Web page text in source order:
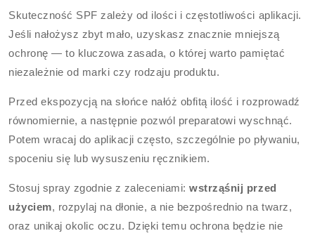
Skuteczność SPF zależy od ilości i częstotliwości aplikacji.
Jeśli nałożysz zbyt mało, uzyskasz znacznie mniejszą
ochronę — to kluczowa zasada, o której warto pamiętać
niezależnie od marki czy rodzaju produktu.
Przed ekspozycją na słońce nałóż obfitą ilość i rozprowadź
równomiernie, a następnie pozwól preparatowi wyschnąć.
Potem wracaj do aplikacji często, szczególnie po pływaniu,
spoceniu się lub wysuszeniu ręcznikiem.
Stosuj spray zgodnie z zaleceniami:wstrząśnij przed
użyciem, rozpylaj na dłonie, a nie bezpośrednio na twarz,
oraz unikaj okolic oczu. Dzięki temu ochrona będzie nie